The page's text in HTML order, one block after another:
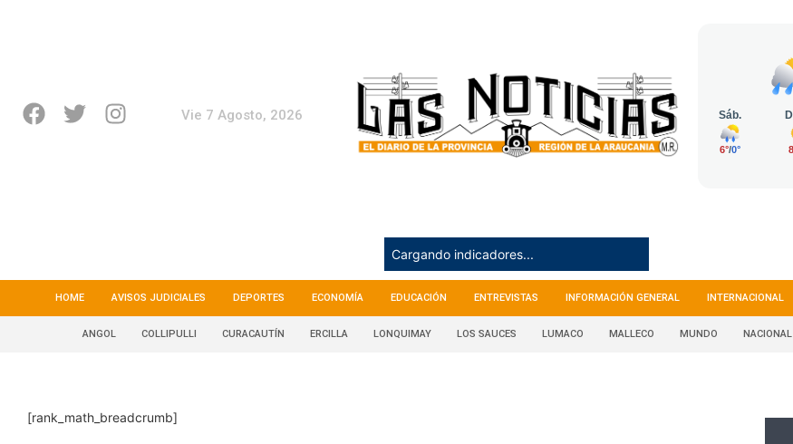
Vie 7 Agosto, 2026
Cargando indicadores...
HOME AVISOS JUDICIALES DEPORTES ECONOMÍA EDUCACIÓN ENTREVISTAS INFORMACIÓN GENERAL INTERNACIONAL
ANGOL COLLIPULLI CURACAUTÍN ERCILLA LONQUIMAY LOS SAUCES LUMACO MALLECO MUNDO NACIONAL
[rank_math_breadcrumb]